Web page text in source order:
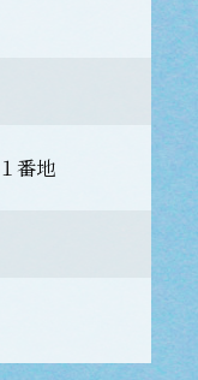
番地